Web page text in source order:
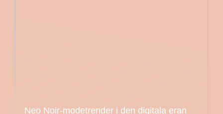
Neo Noir-modetrender i den digitala eran